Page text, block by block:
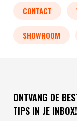
CONTACT
SHOWROOM
ONTVANG DE
TIPS IN JE INBOX!